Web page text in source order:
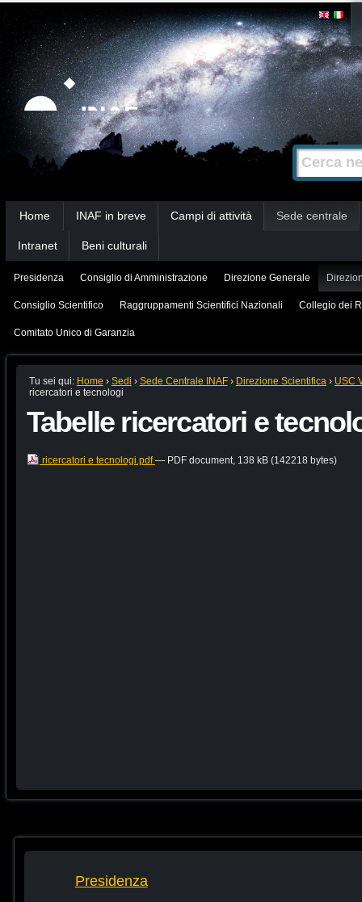
Strumenti
personali
Salta
contenuti.
|
Salta
alla
navigazione
Cerca nel
Ricerca
avanzata…
Home INAF in breve Campi di attività Sede centrale
Intranet Beni culturali
Presidenza Consiglio di Amministrazione Direzione Generale
Consiglio Scientifico Raggruppamenti Scientifici Nazionali Collegio dei
Comitato Unico di Garanzia
Tu sei qui: Home › Sedi › Sede Centrale INAF › Direzione Scientifica › USC
ricercatori e tecnologi
Tabelle ricercatori e
ricercatori e tecnologi.pdf— PDF document, 138 kB (142218 bytes)
Presidenza